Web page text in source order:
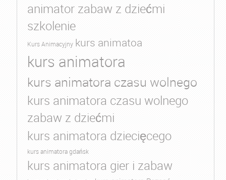
animator zabaw z dziećmi
szkolenie
Kurs Animacyjny kurs animatoa
kurs animatora
kurs animatora czasu wolnego
kurs animatora czasu wolnego
zabaw z dziećmi
kurs animatora dziecięcego
kurs animatora gdańsk
kurs animatora gier i zabaw